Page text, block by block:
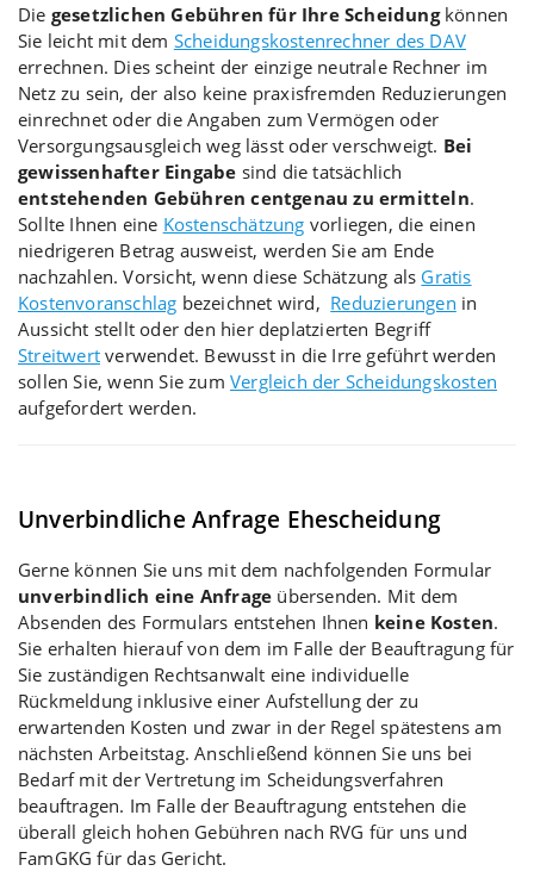
Die gesetzlichen Gebühren für Ihre Scheidungkönnen
Sie leicht mit dem Scheidungskostenrechner des DAV
errechnen. Dies scheint der einzige neutrale Rechner im
Netz zu sein, der also keine praxisfremden Reduzierungen
einrechnet oder die Angaben zum Vermögen oder
Versorgungsausgleich weg lässt oder verschweigt. Bei
gewissenhafter Eingabe sind die tatsächlich
entstehenden Gebühren centgenau zu ermitteln.
Sollte Ihnen eine Kostenschätzung vorliegen, die einen
niedrigeren Betrag ausweist, werden Sie am Ende
nachzahlen. Vorsicht, wenn diese Schätzung als Gratis
Kostenvoranschlag bezeichnet wird, Reduzierungen in
Aussicht stellt oder den hier deplatzierten Begriff
Streitwert verwendet. Bewusst in die Irre geführt werden
sollen Sie, wenn Sie zum Vergleich der Scheidungskosten
aufgefordert werden.
Unverbindliche Anfrage Ehescheidung
Gerne können Sie uns mit dem nachfolgenden Formular
unverbindlich eine Anfrage übersenden. Mit dem
Absenden des Formulars entstehen Ihnen keine Kosten.
Sie erhalten hierauf von dem im Falle der Beauftragung für
Sie zuständigen Rechtsanwalt eine individuelle
Rückmeldung inklusive einer Aufstellung der zu
erwartenden Kosten und zwar in der Regel spätestens am
nächsten Arbeitstag. Anschließend können Sie uns bei
Bedarf mit der Vertretung im Scheidungsverfahren
beauftragen. Im Falle der Beauftragung entstehen die
überall gleich hohen Gebühren nach RVG für uns und
FamGKG für das Gericht.